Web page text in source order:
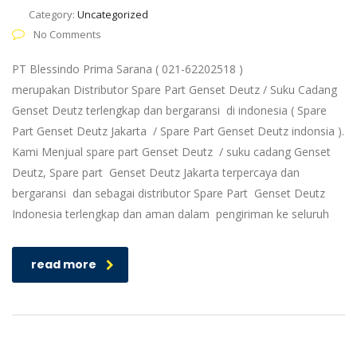
Category: Uncategorized
No Comments
PT Blessindo Prima Sarana ( 021-62202518 )
merupakan Distributor Spare Part Genset Deutz / Suku Cadang
Genset Deutz terlengkap dan bergaransi di indonesia ( Spare
Part Genset Deutz Jakarta / Spare Part Genset Deutz indonsia ).
Kami Menjual spare part Genset Deutz / suku cadang Genset
Deutz, Spare part Genset Deutz Jakarta terpercaya dan
bergaransi dan sebagai distributor Spare Part Genset Deutz
Indonesia terlengkap dan aman dalam pengiriman ke seluruh
read more